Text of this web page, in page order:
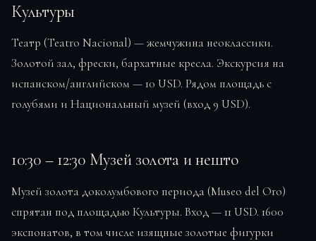
Культуры
Театр (Teatro Nacional) — жемчужина неоклассики.
Золотой зал, фрески, бархатные кресла. Экскурсия на
испанском/английском — 10 USD. Рядом площадь с
голубями и Национальный музей (вход 9 USD).
10:30 – 12:30 Музей золота и нешто
Музей золота доколумбового периода (Museo del Oro)
спрятан под площадью Культуры. Вход — 11 USD. 1600
экспонатов, в том числе изящные золотые фигурки